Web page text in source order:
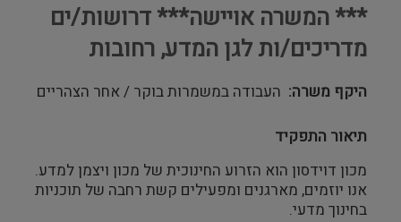
*** המשרה אויישה*** דרושות/ים
מדריכים/ות לגן המדע, רחובות
היקף משרה העבודה במשמרות בוקר / אחר הצהריים
תיאור התפקיד
מכון דוידסון הוא הזרוע החינוכית של מכון ויצמן למדע.
אנו יוזמים, מארגנים ומפעילים קשת רחבה של תוכניות
בחינוך מדעי.